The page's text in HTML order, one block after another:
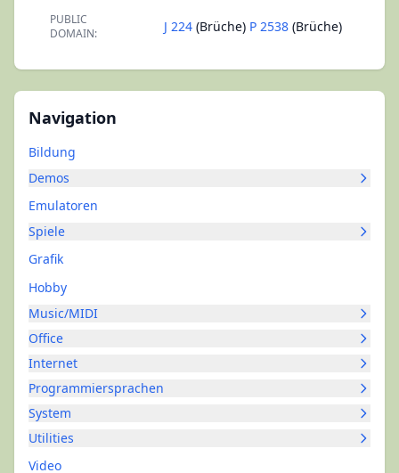
Navigation
Bildung
Demos
Emulatoren
Spiele
Grafik
Hobby
Music/MIDI
Office
Internet
Programmiersprachen
System
Utilities
Video
PUBLIC
DOMAIN:
J 224 (Brüche) P 2538 (Brüche)